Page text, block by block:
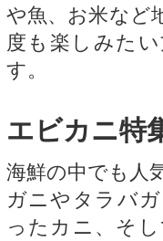
や魚、お米など
度も楽しみた
す。
エビカニ特
海鮮の中でも人
ガニやタラバ
ったカニ、そ